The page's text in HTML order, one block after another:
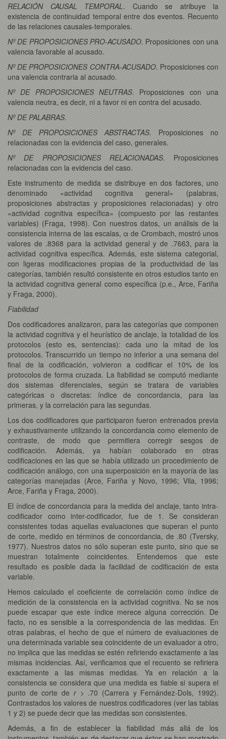
RELACIÓN CAUSAL TEMPORAL . Cuando se atribuye la
existencia de continuidad temporal entre dos eventos. Recuento
de las relaciones causales-temporales.
Nº DE PROPOSICIONES PRO-ACUSADO. Proposiciones con una
valencia favorable al acusado.
Nº DE PROPOSICIONES CONTRA-ACUSADO. Proposiciones con
una valencia contraria al acusado.
Nº DE PROPOSICIONES NEUTRAS. Proposiciones con una
valencia neutra, es decir, ni a favor ni en contra del acusado.
Nº DE PALABRAS.
Nº DE PROPOSICIONES ABSTRACTAS. Proposiciones no
relacionadas con la evidencia del caso, generales.
Nº DE PROPOSICIONES RELACIONADAS. Proposiciones
relacionadas con la evidencia del caso.
Este instrumento de medida se distribuye en dos factores, uno
denominado «actividad cognitiva general» (palabras,
proposiciones abstractas y proposiciones relacionadas) y otro
«actividad cognitiva específica» (compuesto por las restantes
variables) (Fraga, 1998). Con nuestros datos, un análisis de la
consistencia interna de las escalas, α de Crombach, mostró unos
valores de .8368 para la actividad general y de .7663, para la
actividad cognitiva específica. Además, este sistema categorial,
con ligeras modificaciones propias de la productividad de las
categorías, también resultó consistente en otros estudios tanto en
la actividad cognitiva general como específica (p.e., Arce, Fariña
y Fraga, 2000).
Fiabilidad
Dos codificadores analizaron, para las categorías que componen
la actividad cognitiva y el heurístico de anclaje, la totalidad de los
protocolos (esto es, sentencias): cada uno la mitad de los
protocolos. Transcurrido un tiempo no inferior a una semana del
final de la codificación, volvieron a codificar el 10% de los
protocolos de forma cruzada. La fiabilidad se computó mediante
dos sistemas diferenciales, según se tratara de variables
categóricas o discretas: índice de concordancia, para las
primeras, y la correlación para las segundas.
Los dos codificadores que participaron fueron entrenados previa
y exhaustivamente utilizando la concordancia como elemento de
contraste, de modo que permitiera corregir sesgos de
codificación. Además, ya habían colaborado en otras
codificaciones en las que se había utilizado un procedimiento de
codificación análogo, con una superposición en la mayoría de las
categorías manejadas (Arce, Fariña y Novo, 1996; Vila, 1996;
Arce, Fariña y Fraga, 2000).
El índice de concordancia para la medida del anclaje, tanto intra-
codificador como inter-codificador, fue de 1. Se consideran
consistentes todas aquellas evaluaciones que superan el punto
de corte, medido en términos de concordancia, de .80 (Tversky,
1977). Nuestros datos no sólo superan este punto, sino que se
muestran totalmente coincidentes. Entendemos que este
resultado es posible dada la facilidad de codificación de esta
variable.
Hemos calculado el coeficiente de correlación como índice de
medición de la consistencia en la actividad cognitiva. No se nos
puede escapar que este índice merece alguna corrección. De
facto, no es sensible a la correspondencia de las medidas. En
otras palabras, el hecho de que el número de evaluaciones de
una determinada variable sea coincidente de un evaluador a otro,
no implica que las medidas se estén refiriendo exactamente a las
mismas incidencias. Así, verificamos que el recuento se refiriera
exactamente a las mismas medidas. Ya en relación a la
consistencia se considera que una medida es fiable si supera el
punto de corte de r> .70 (Carrera y Fernández-Dols, 1992).
Contrastados los valores de nuestros codificadores (ver las tablas
1 y 2) se puede decir que las medidas son consistentes.
Además, a fin de establecer la fiabilidad más allá de los